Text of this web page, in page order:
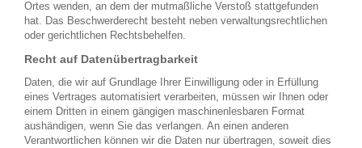
Ortes wenden, an dem der mutmaßliche Verstoß stattgefunden
hat. Das Beschwerderecht besteht neben verwaltungsrechtlichen
oder gerichtlichen Rechtsbehelfen.
Recht auf Datenübertragbarkeit
Daten, die wir auf Grundlage Ihrer Einwilligung oder in Erfüllung
eines Vertrages automatisiert verarbeiten, müssen wir Ihnen oder
einem Dritten in einem gängigen maschinenlesbaren Format
aushändigen, wenn Sie das verlangen. An einen anderen
Verantwortlichen können wir die Daten nur übertragen, soweit dies